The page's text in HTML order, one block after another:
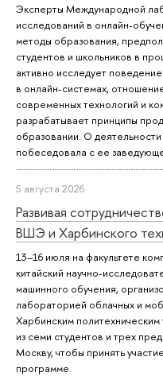
Эксперты Международной
исследований в онлайн-
методы образования,
студентов и школьников в
активно исследует
в онлайн-системах,
современных технологий и
разрабатывает принципы
образовании. О
побеседовала с ее
5 августа 2026
Развивая
ВШЭ и Харбинского
13–16 июля на факультете
китайский научно-
машинного обучения,
лабораторией облачных и
Харбинским
из семи студентов и трех
Москву, чтобы принять
программе.